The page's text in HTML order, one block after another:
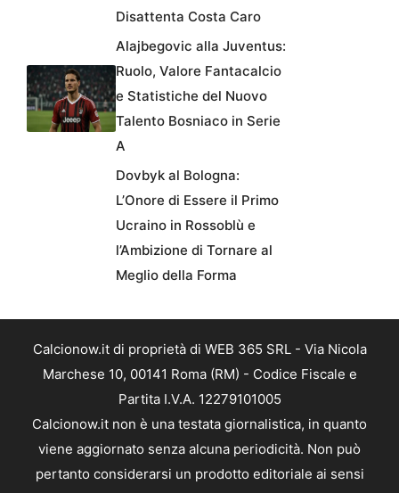
Disattenta Costa Caro
Alajbegovic alla Juventus:
Ruolo, Valore Fantacalcio
e Statistiche del Nuovo
Talento Bosniaco in Serie
A
Dovbyk al Bologna:
L’Onore di Essere il Primo
Ucraino in Rossoblù e
l’Ambizione di Tornare al
Meglio della Forma
Calcionow.it di proprietà di WEB 365 SRL - Via Nicola
Marchese 10, 00141 Roma (RM) - Codice Fiscale e
Partita I.V.A. 12279101005
Calcionow.it non è una testata giornalistica, in quanto
viene aggiornato senza alcuna periodicità. Non può
pertanto considerarsi un prodotto editoriale ai sensi